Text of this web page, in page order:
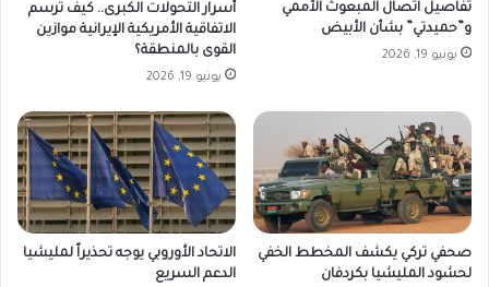
تفاصيل اتصال المبعوث الأممي
و”حميدتي” بشأن الأبيض
يونيو 19, 2026
أسرار التحولات الكبرى.. كيف ترسم
الاتفاقية الأمريكية الإيرانية موازين
القوى بالمنطقة؟
يونيو 19, 2026
صحفي تركي يكشف المخطط الخفي
لحشود المليشيا بكردفان
الاتحاد الأوروبي يوجه تحذيراً لمليشيا
الدعم السريع